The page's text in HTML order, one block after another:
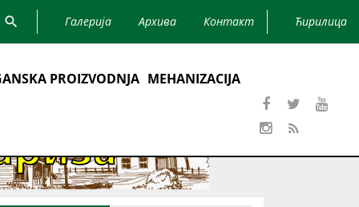
Галерија Архива Контакт Ћирилица
PROIZVODNJA MEHANIZACIJA